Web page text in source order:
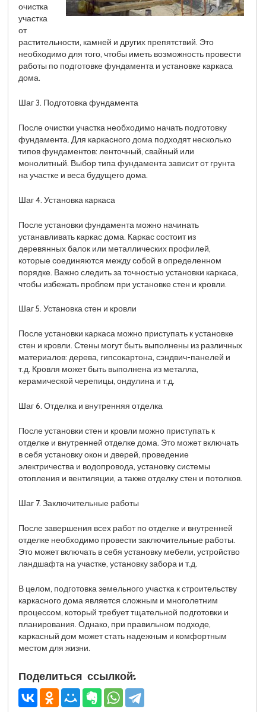
очистка
участка
от
растительности, камней и других препятствий. Это
необходимо для того, чтобы иметь возможность провести
работы по подготовке фундамента и установке каркаса
дома.
Шаг 3. Подготовка фундамента
После очистки участка необходимо начать подготовку
фундамента. Для каркасного дома подходят несколько
типов фундаментов: ленточный, свайный или
монолитный. Выбор типа фундамента зависит от грунта
на участке и веса будущего дома.
Шаг 4. Установка каркаса
После установки фундамента можно начинать
устанавливать каркас дома. Каркас состоит из
деревянных балок или металлических профилей,
которые соединяются между собой в определенном
порядке. Важно следить за точностью установки каркаса,
чтобы избежать проблем при установке стен и кровли.
Шаг 5. Установка стен и кровли
После установки каркаса можно приступать к установке
стен и кровли. Стены могут быть выполнены из различных
материалов: дерева, гипсокартона, сэндвич-панелей и
т.д. Кровля может быть выполнена из металла,
керамической черепицы, ондулина и т.д.
Шаг 6. Отделка и внутренняя отделка
После установки стен и кровли можно приступать к
отделке и внутренней отделке дома. Это может включать
в себя установку окон и дверей, проведение
электричества и водопровода, установку системы
отопления и вентиляции, а также отделку стен и потолков.
Шаг 7. Заключительные работы
После завершения всех работ по отделке и внутренней
отделке необходимо провести заключительные работы.
Это может включать в себя установку мебели, устройство
ландшафта на участке, установку забора и т.д.
В целом, подготовка земельного участка к строительству
каркасного дома является сложным и многолетним
процессом, который требует тщательной подготовки и
планирования. Однако, при правильном подходе,
каркасный дом может стать надежным и комфортным
местом для жизни.
Поделиться ссылкой: